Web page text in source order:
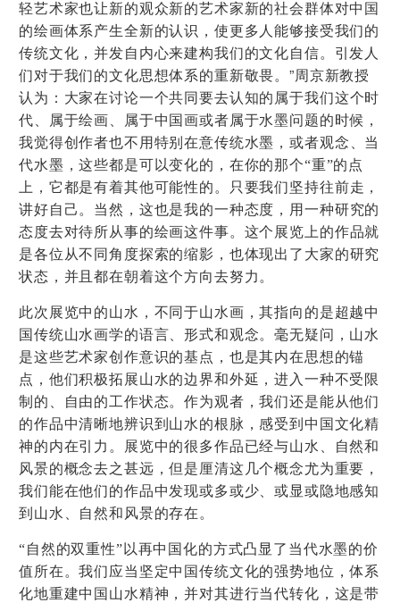
轻艺术家也让新的观众新的艺术家新的社会群体对中国
的绘画体系产生全新的认识，使更多人能够接受我们的
传统文化，并发自内心来建构我们的文化自信。引发人
们对于我们的文化思想体系的重新敬畏。”周京新教授
认为： 大家在讨论一个共同要去认知的 属于我们这个时
代、属于绘画、属于中国画或者属于水墨问题的时候，
我觉得创作者也不用特别在意传统水墨，或者观念、当
代水墨，这些都是可以变化的，在你的那个“重”的点
上，它都是有着其他可能性的。
只要我们坚持往前走，
讲好自己。 当然，这也是我的一种态度，用一种研究的
态度去对待所从事的绘画这件事。 这个展览上的作品就
是各位从不同角度探索的缩影 ，也体现出 了 大家的研究
状态 ， 并且都在朝着这个方向去努力。
此次展览中的山水，不同于山水画，其指向的是超越中
国传统山水画学的语言、形式和观念。毫无疑问，山水
是这些艺术家创作意识的基点，也是其内在思想的锚
点，他们积极拓展山水的边界和外延，进入一种不受限
制的、自由的工作状态。作为观者，我们还是能从他们
的作品中清晰地辨识到山水的根脉，感受到中国文化精
神的内在引力。展览中的很多作品已经与山水、自然和
风景的概念去之甚远，但是厘清这几个概念尤为重要，
我们能在他们的作品中发现或多或少、或显或隐地感知
到山水、自然和风景的存在。
“自然的双重性”以再中国化的方式凸显了当代水墨的价
值所在。我们应当坚定中国传统文化的强势地位，体系
化地重建中国山水精神，并对其进行当代转化，这是带